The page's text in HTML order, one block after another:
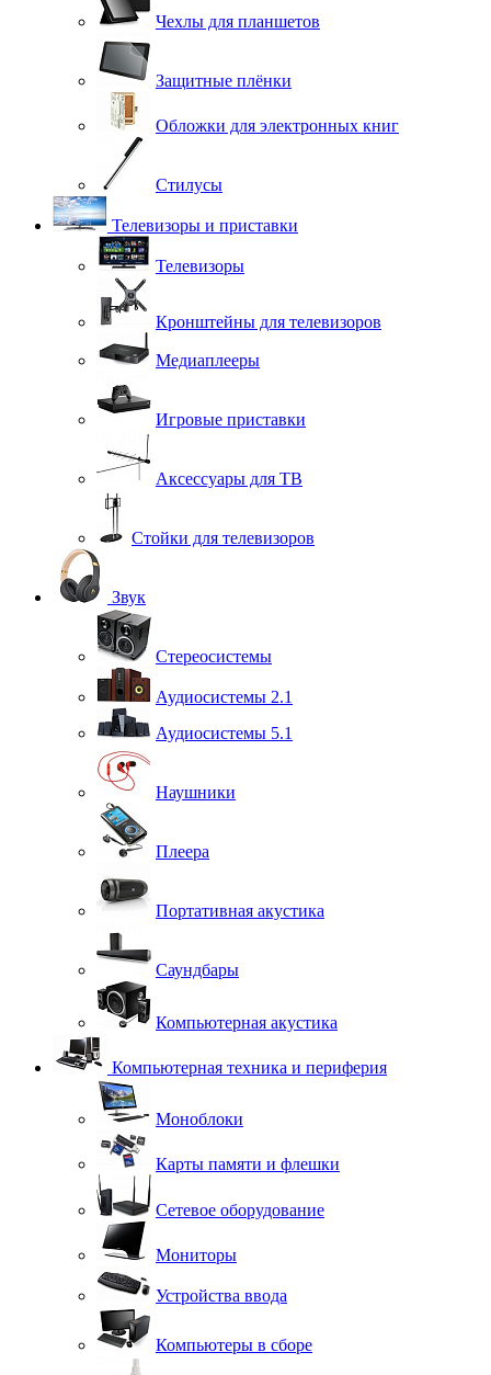
Чехлы для планшетов
Защитные плёнки
Обложки для электронных книг
Стилусы
Телевизоры и приставки
Телевизоры
Кронштейны для телевизоров
Медиаплееры
Игровые приставки
Аксессуары для ТВ
Стойки для телевизоров
Звук
Стереосистемы
Аудиосистемы 2.1
Аудиосистемы 5.1
Наушники
Плеера
Портативная акустика
Саундбары
Компьютерная акустика
Компьютерная техника и периферия
Моноблоки
Карты памяти и флешки
Сетевое оборудование
Мониторы
Устройства ввода
Компьютеры в сборе